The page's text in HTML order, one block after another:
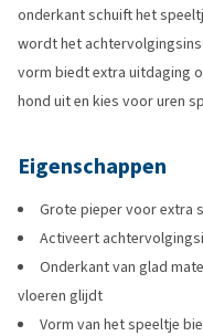
onderkant schuift het
wordt het
vorm biedt extra uitdaging
hond uit en kies voor uren
Eigenschappen
Grote pieper voor extra
Activeert
Onderkant van glad
vloeren glijdt
Vorm van het speeltje